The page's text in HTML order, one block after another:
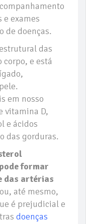
e exames
de doenças.
das
corpo, e está
em nosso
vitamina D,
e ácidos
das gorduras.
formar
das artérias
até mesmo,
é prejudicial e
doenças